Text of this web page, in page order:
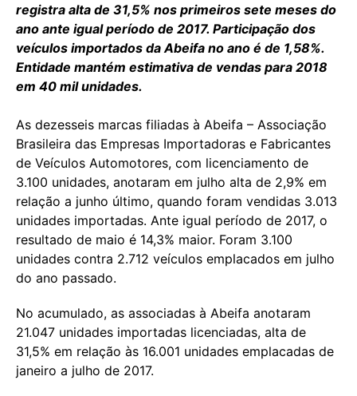
registra alta de 31,5% nos primeiros sete meses do
ano ante igual período de 2017. Participação dos
veículos importados da Abeifa no ano é de 1,58%.
Entidade mantém estimativa de vendas para 2018
em 40 mil unidades.
As dezesseis marcas filiadas à Abeifa – Associação
Brasileira das Empresas Importadoras e Fabricantes
de Veículos Automotores, com licenciamento de
3.100 unidades, anotaram em julho alta de 2,9% em
relação a junho último, quando foram vendidas 3.013
unidades importadas. Ante igual período de 2017, o
resultado de maio é 14,3% maior. Foram 3.100
unidades contra 2.712 veículos emplacados em julho
do ano passado.
No acumulado, as associadas à Abeifa anotaram
21.047 unidades importadas licenciadas, alta de
31,5% em relação às 16.001 unidades emplacadas de
janeiro a julho de 2017.